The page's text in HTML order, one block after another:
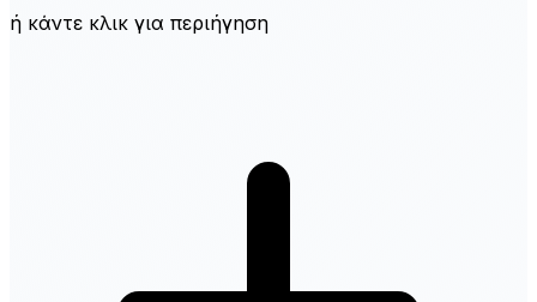
ή κάντε κλικ για περιήγηση